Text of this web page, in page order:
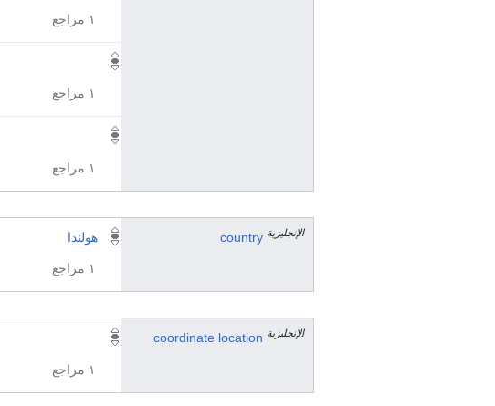
١ مراجع
١ مراجع
١ مراجع
country الإنجليزية هولندا
١ مراجع
coordinate location الإنجليزية
١ مراجع